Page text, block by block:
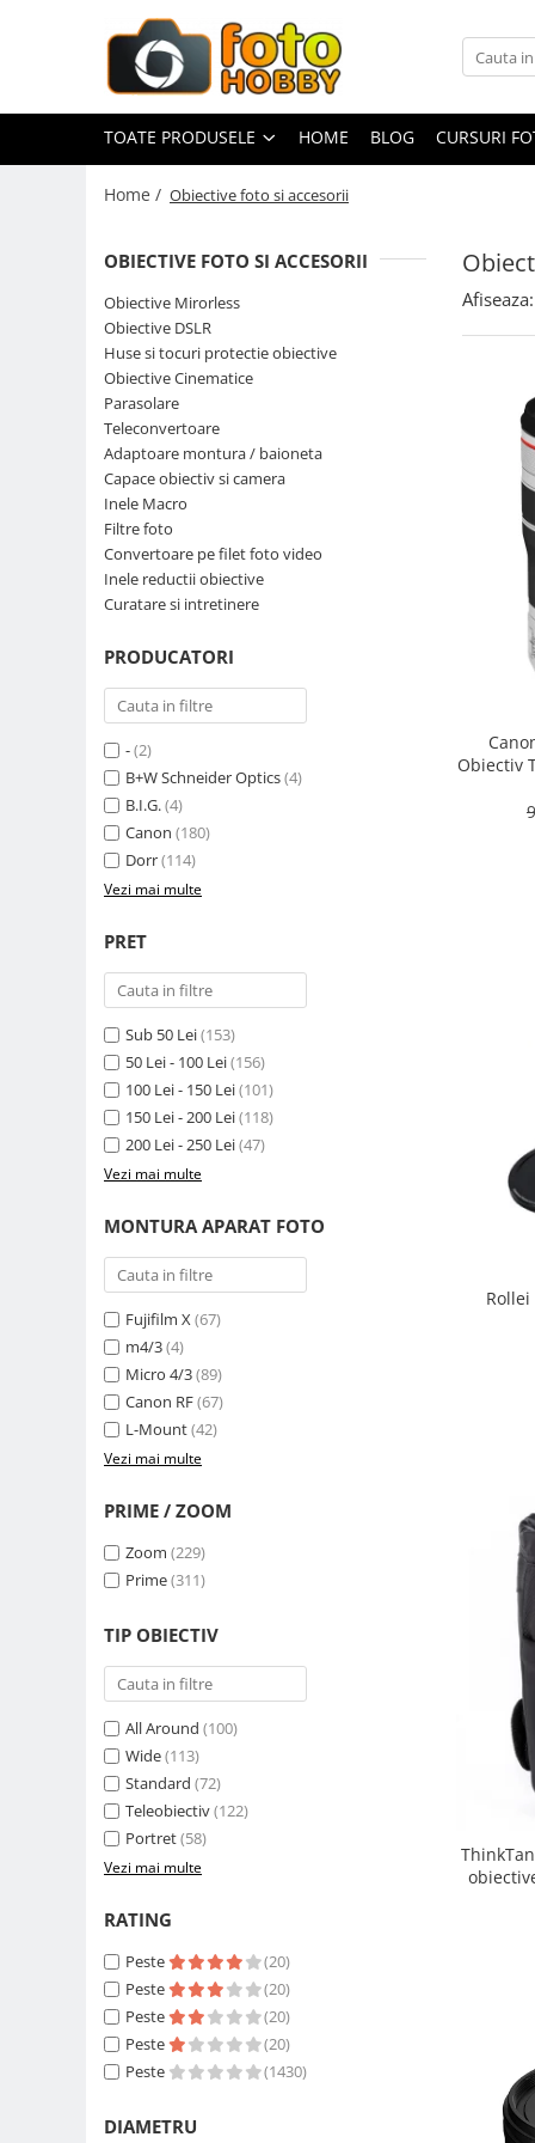
Toate Produsele
Aparate Foto
Aparate Foto Mirrorless
Aparate Foto DSLR
Aparate foto instant
Aparate foto pe film
Cursuri foto
Obiective foto si accesorii
Obiective Mirorless
Obiective DSLR
Huse si tocuri protectie obiective
Obiective Cinematice
Parasolare
Teleconvertoare
Filtre tip Cokin
Filtre White Balance
Inele reductii obiective
Curatare si intretinere
Blitz-uri TTL - Dedicate
Compatibil Sony
Blitz-uri circulare (Macro)
Adaptoare stativ port umbrela si
Comander TTL
Cabluri TTL
Cabluri si Patine Sincron
Alimentare auxiliara blitz
Protectie patina apa, ploaie
Bounce-uri, Softbox-uri
Ring-Flash Adaptor
Huse protectie blitz extern
Huse protectie filtre gel
Accesorii Aparate Digitale
Cititoare carduri
Huse protectie card memorie
Telecomenzi
LCD protectie
Recordere audio digitale
Acumulatori Foto
Acumulatori AA/AAA (R6/R3)) si
incarcatoare
Incarcatoare acumulatori Foto-
Tablete grafice
TOATE PRODUSELE HOME BLOG CURSURI
Home / Obiective foto si accesorii
OBIECTIVE FOTO SI ACCESORII
Obiective Mirorless
Obiective DSLR
Huse si tocuri protectie obiective
Obiective Cinematice
Parasolare
Teleconvertoare
Adaptoare montura / baioneta
Capace obiectiv si camera
Inele Macro
Filtre foto
Convertoare pe filet foto video
Inele reductii obiective
Curatare si intretinere
PRODUCATORI
-(2)
B+W Schneider Optics(4)
B.I.G.(4)
Canon (180)
Dorr(114)
Vezi mai multe
PRET
Sub 50 Lei(153)
50 Lei - 100 Lei(156)
100 Lei - 150 Lei(101)
150 Lei - 200 Lei(118)
200 Lei - 250 Lei(47)
Vezi mai multe
MONTURA APARAT FOTO
Fujifilm X(67)
m4/3(4)
Micro 4/3(89)
Canon RF(67)
L-Mount(42)
Vezi mai multe
PRIME / ZOOM
Zoom (229)
Prime(311)
TIP OBIECTIV
All Around (100)
Wide(113)
Standard (72)
Teleobiectiv(122)
Portret(58)
Vezi mai multe
RATING
Peste
(20)
Peste
(20)
Peste
(20)
Peste
(20)
Peste
(1430)
DIAMETRU
Afiseaza:
Obiectiv
Rollei